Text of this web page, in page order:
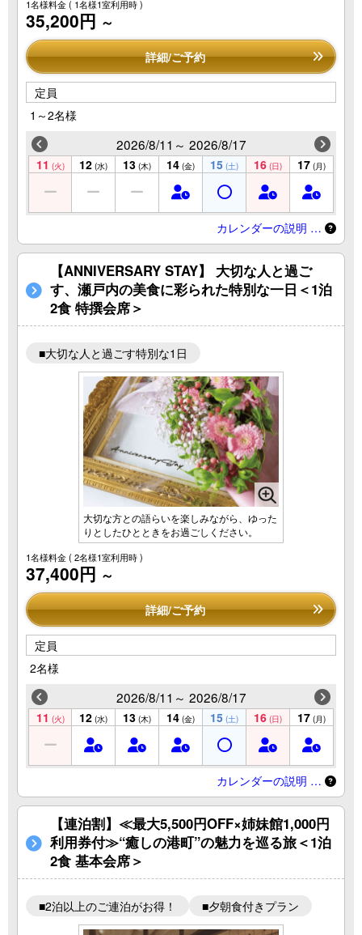
1名様料金( 1名様1室利用時 )
35,200円 ～
詳細/ご予約
定員
1～2名様
2026/8/11～ 2026/8/17
11 (火) 12 (水) 13 (木) 14 (金) 15 (土) 16 (日) 17 (月)
カレンダーの説明 …
【ANNIVERSARY STAY】 大切な人と過ご
す、瀬戸内の美食に彩られた特別な一日＜1泊
2食 特撰会席＞
■大切な人と過ごす特別な1日
大切な方との語らいを楽しみながら、ゆった
りとしたひとときをお過ごしください。
1名様料金( 2名様1室利用時 )
37,400円 ～
詳細/ご予約
定員
2名様
2026/8/11～ 2026/8/17
11 (火) 12 (水) 13 (木) 14 (金) 15 (土) 16 (日) 17 (月)
カレンダーの説明 …
【連泊割】≪最大5,500円OFF×姉妹館1,000円
利用券付≫“癒しの港町”の魅力を巡る旅＜1泊
2食 基本会席＞
■2泊以上のご連泊がお得！ ■夕朝食付きプラン